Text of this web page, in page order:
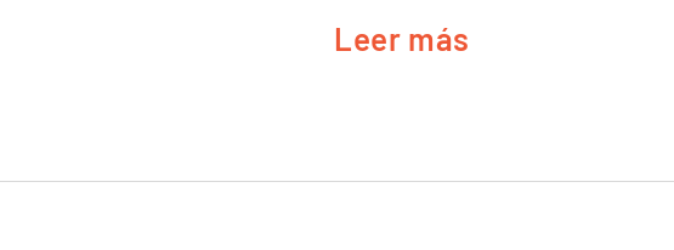
de 10 Nm de par, respuesta directa y precisa.Leer más